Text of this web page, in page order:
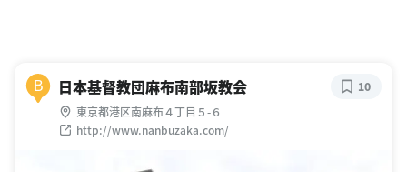
B 日本基督教団麻布南部坂教会
東京都港区南麻布４丁目５-６
http://www.nanbuzaka.com/
10